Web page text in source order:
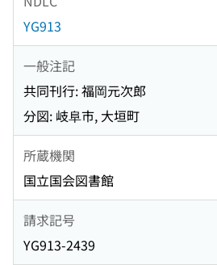
YG913
一般注記
共同刊行: 福岡元次郎
分図: 岐阜市, 大垣町
所蔵機関
国立国会図書館
請求記号
YG913-2439